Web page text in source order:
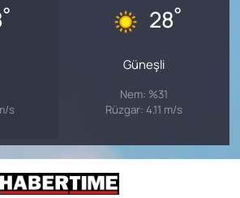
°
s
28°
Güneşli
Nem: %31
Rüzgar: 4.11 m/s